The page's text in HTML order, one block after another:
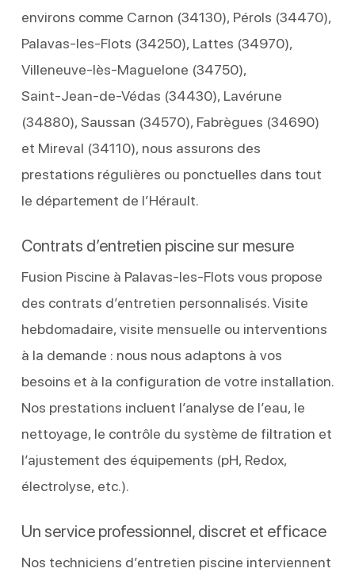
environs comme Carnon (34130), Pérols (34470),
Palavas‑les‑Flots (34250), Lattes (34970),
Villeneuve‑lès‑Maguelone (34750),
Saint‑Jean‑de‑Védas (34430), Lavérune
(34880), Saussan (34570), Fabrègues (34690)
et Mireval (34110), nous assurons des
prestations régulières ou ponctuelles dans tout
le département de l’Hérault.
Contrats d’entretien piscine sur mesure
Fusion Piscine à Palavas-les-Flots vous propose
des contrats d’entretien personnalisés. Visite
hebdomadaire, visite mensuelle ou interventions
à la demande : nous nous adaptons à vos
besoins et à la configuration de votre installation.
Nos prestations incluent l’analyse de l’eau, le
nettoyage, le contrôle du système de filtration et
l’ajustement des équipements (pH, Redox,
électrolyse, etc.).
Un service professionnel, discret et efficace
Nos techniciens d’entretien piscine interviennent